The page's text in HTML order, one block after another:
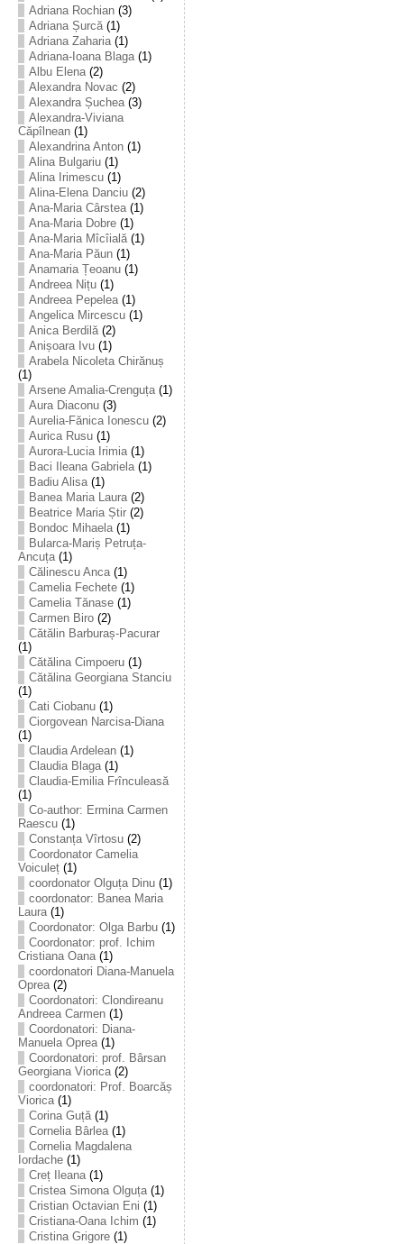
Adriana Rochian(3)
Adriana Șurcă(1)
Adriana Zaharia(1)
Adriana-Ioana Blaga(1)
Albu Elena(2)
Alexandra Novac (2)
Alexandra Șuchea(3)
Alexandra-Viviana
Căpîlnean(1)
Alexandrina Anton(1)
Alina Bulgariu(1)
Alina Irimescu(1)
Alina-Elena Danciu(2)
Ana-Maria Cârstea(1)
Ana-Maria Dobre(1)
Ana-Maria Mîcîială(1)
Ana-Maria Păun(1)
Anamaria Țeoanu(1)
Andreea Nițu(1)
Andreea Pepelea(1)
Angelica Mircescu(1)
Anica Berdilă(2)
Anișoara Ivu(1)
Arabela Nicoleta Chirănuș
(1)
Arsene Amalia-Crenguța(1)
Aura Diaconu(3)
Aurelia-Fănica Ionescu(2)
Aurica Rusu(1)
Aurora-Lucia Irimia(1)
Baci Ileana Gabriela(1)
Badiu Alisa(1)
Banea Maria Laura(2)
Beatrice Maria Știr(2)
Bondoc Mihaela(1)
Bularca-Mariș Petruța-
Ancuța(1)
Călinescu Anca(1)
Camelia Fechete(1)
Camelia Tănase(1)
Carmen Biro(2)
Cătălin Barburaș-Pacurar
(1)
Cătălina Cimpoeru(1)
Cătălina Georgiana Stanciu
(1)
Cati Ciobanu(1)
Ciorgovean Narcisa-Diana
(1)
Claudia Ardelean(1)
Claudia Blaga(1)
Claudia-Emilia Frînculeasă
(1)
Co-author: Ermina Carmen
Raescu(1)
Constanța Vîrtosu(2)
Coordonator Camelia
Voiculeț(1)
coordonator Olguța Dinu(1)
coordonator: Banea Maria
Laura(1)
Coordonator: Olga Barbu(1)
Coordonator: prof. Ichim
Cristiana Oana(1)
coordonatori Diana-Manuela
Oprea(2)
Coordonatori: Clondireanu
Andreea Carmen(1)
Coordonatori: Diana-
Manuela Oprea(1)
Coordonatori: prof. Bârsan
Georgiana Viorica(2)
coordonatori: Prof. Boarcăș
Viorica(1)
Corina Guță(1)
Cornelia Bârlea(1)
Cornelia Magdalena
Iordache(1)
Creț Ileana(1)
Cristea Simona Olguța(1)
Cristian Octavian Eni (1)
Cristiana-Oana Ichim (1)
Cristina Grigore(1)